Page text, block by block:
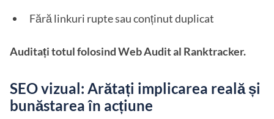
Fără linkuri rupte sau conținut duplicat
Auditați totul folosind Web Audit al Ranktracker.
SEO vizual: Arătați implicarea reală și
bunăstarea în acțiune